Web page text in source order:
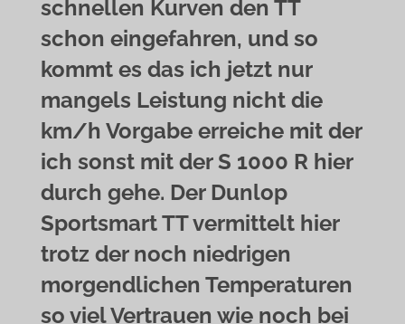
schnellen Kurven den TT
schon eingefahren, und so
kommt es das ich jetzt nur
mangels Leistung nicht die
km/h Vorgabe erreiche mit der
ich sonst mit der S 1000 R hier
durch gehe. Der Dunlop
Sportsmart TT vermittelt hier
trotz der noch niedrigen
morgendlichen Temperaturen
so viel Vertrauen wie noch bei